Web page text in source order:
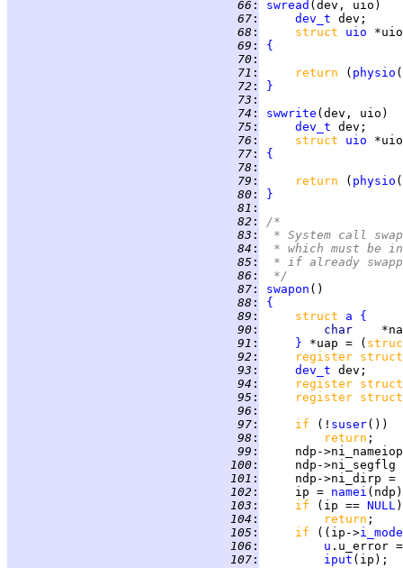
  66
: swread
  67
: dev_t
  68
: struct uio
  69
:
{
  70
:
  71
: return ( physio (
  72
:
}
  73
:
  74
: swwrite
  75
: dev_t
  76
: struct uio
  77
:
{
  78
:
  79
: return ( physio (
  80
:
}
  81
:
  82
:
/*
  83
:
* System call
  84
:
* which must be in
  85
:
* if already
  86
:
*/
  87
: swapon
  88
:
{
  89
: struct a
{
  90
:
char
  91
: } *uap = (
  92
:
register
  93
: dev_t
  94
:
register
  95
:
register
  96
:
  97
: if (! suser
  98
: return
  99
:
100 :
ndp-
101 :
102 :
     ip =
namei
103 : if (ip == NULL
104 : return
105 : if ((ip->i_mode
106 :
u
107 : iput